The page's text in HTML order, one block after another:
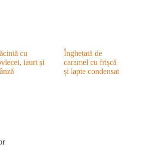
cu
iaurt și
Înghețată de
caramel cu frișcă
și lapte condensat